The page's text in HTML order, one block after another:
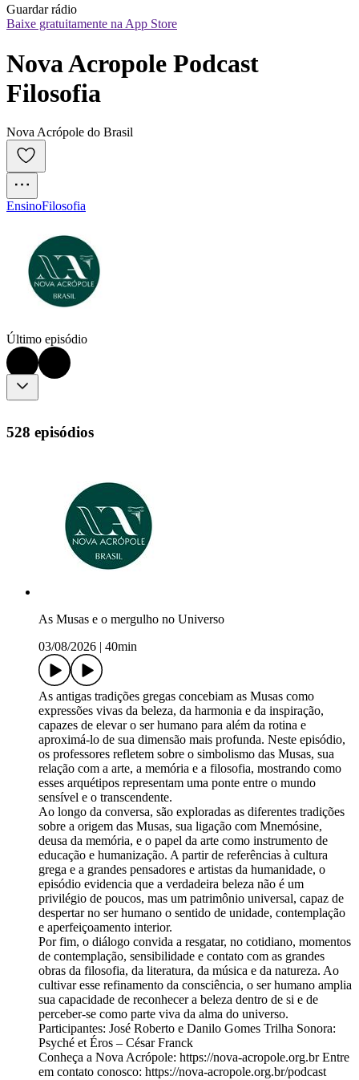
Guardar rádio
Baixe gratuitamente na App Store
Nova Acropole Podcast
Filosofia
Nova Acrópole do Brasil
EnsinoFilosofia
Último episódio
528 episódios
As Musas e o mergulho no Universo
03/08/2026
40min
As antigas tradições gregas concebiam as Musas como
expressões vivas da beleza, da harmonia e da inspiração,
capazes de elevar o ser humano para além da rotina e
aproximá-lo de sua dimensão mais profunda. Neste episódio,
os professores refletem sobre o simbolismo das Musas, sua
relação com a arte, a memória e a filosofia, mostrando como
esses arquétipos representam uma ponte entre o mundo
sensível e o transcendente.
Ao longo da conversa, são exploradas as diferentes tradições
sobre a origem das Musas, sua ligação com Mnemósine,
deusa da memória, e o papel da arte como instrumento de
educação e humanização. A partir de referências à cultura
grega e a grandes pensadores e artistas da humanidade, o
episódio evidencia que a verdadeira beleza não é um
privilégio de poucos, mas um patrimônio universal, capaz de
despertar no ser humano o sentido de unidade, contemplação
e aperfeiçoamento interior.
Por fim, o diálogo convida a resgatar, no cotidiano, momentos
de contemplação, sensibilidade e contato com as grandes
obras da filosofia, da literatura, da música e da natureza. Ao
cultivar esse refinamento da consciência, o ser humano amplia
sua capacidade de reconhecer a beleza dentro de si e de
perceber-se como parte viva da alma do universo.
Participantes: José Roberto e Danilo Gomes Trilha Sonora:
Psyché et Éros – César Franck
Conheça a Nova Acrópole: https://nova-acropole.org.br Entre
em contato conosco: https://nova-acropole.org.br/podcast